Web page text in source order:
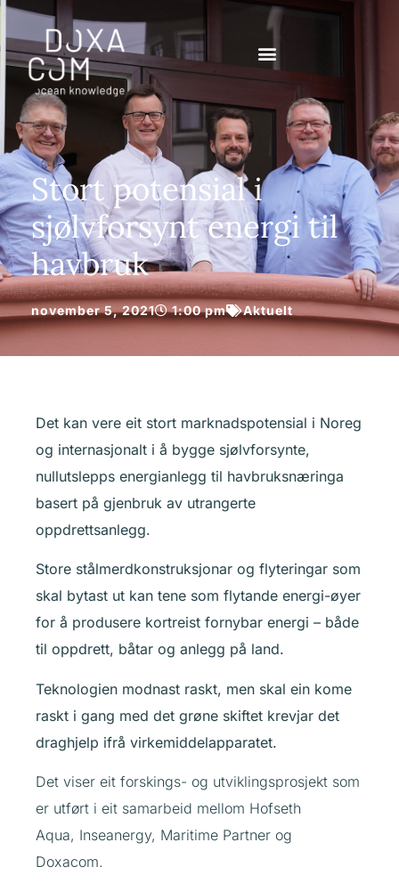
Stort potensial i
sjølvforsynt energi til
havbruk
november 5, 2021 1:00 pm Aktuelt
Det kan vere eit stort marknadspotensial i Noreg
og internasjonalt i å bygge sjølvforsynte,
nullutslepps energianlegg til havbruksnæringa
basert på gjenbruk av utrangerte
oppdrettsanlegg.
Store stålmerdkonstruksjonar og flyteringar som
skal bytast ut kan tene som flytande energi-øyer
for å produsere kortreist fornybar energi – både
til oppdrett, båtar og anlegg på land.
Teknologien modnast raskt, men skal ein kome
raskt i gang med det grøne skiftet krevjar det
draghjelp ifrå virkemiddelapparatet.
Det viser eit forskings- og utviklingsprosjekt som
er utført i eit samarbeid mellom Hofseth
Aqua, Inseanergy, Maritime Partner og
Doxacom.